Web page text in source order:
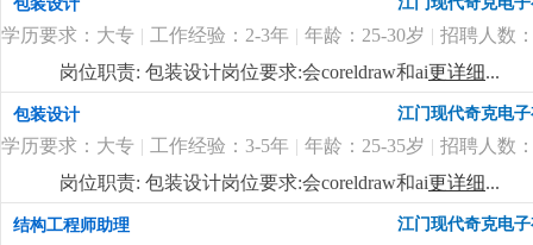
包装设计
学历要求：大专 | 工作经验：2-3年 | 年龄：25-30岁 | 招聘人数
岗位职责: 包装设计岗位要求:会coreldraw和ai更详细...
包装设计 江门现代奇克电
学历要求：大专 | 工作经验：3-5年 | 年龄：25-35岁 | 招聘人数
岗位职责: 包装设计岗位要求:会coreldraw和ai更详细...
结构工程师助理 江门现代奇克电